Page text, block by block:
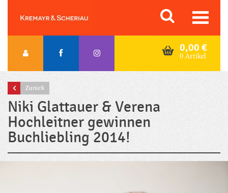
content
Orac K&S
0,00 €
0 Artikel
Zurück
Niki Glattauer & Verena
Hochleitner gewinnen
Buchliebling 2014!